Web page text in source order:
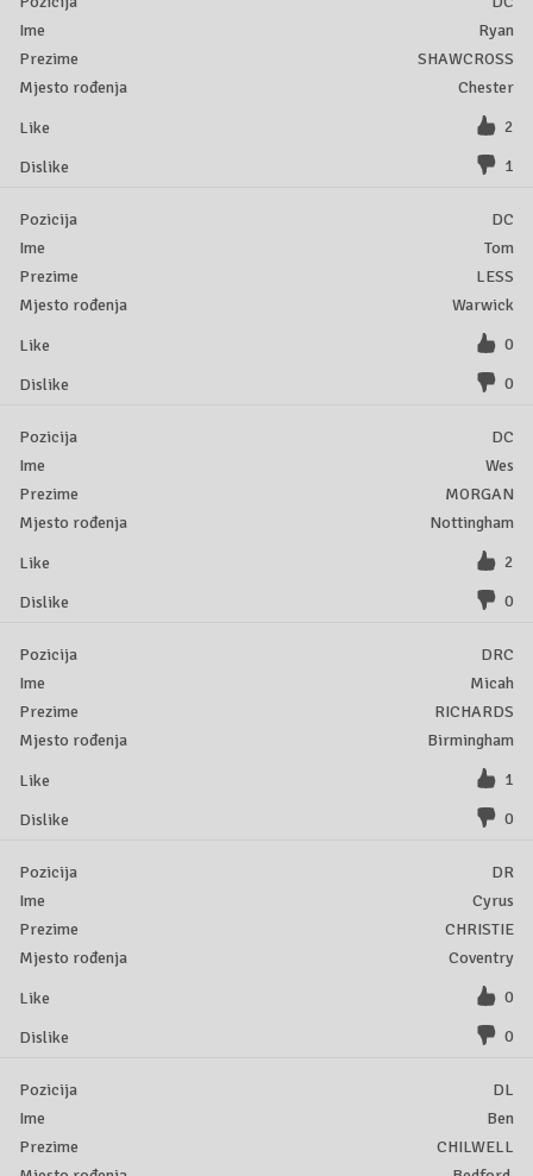
Ryan
SHAWCROSS
Chester
2
1
DC
Tom
LESS
Warwick
0
0
DC
Wes
MORGAN
Nottingham
2
0
DRC
Micah
RICHARDS
Birmingham
1
0
DR
Cyrus
CHRISTIE
Coventry
0
0
DL
Ben
CHILWELL